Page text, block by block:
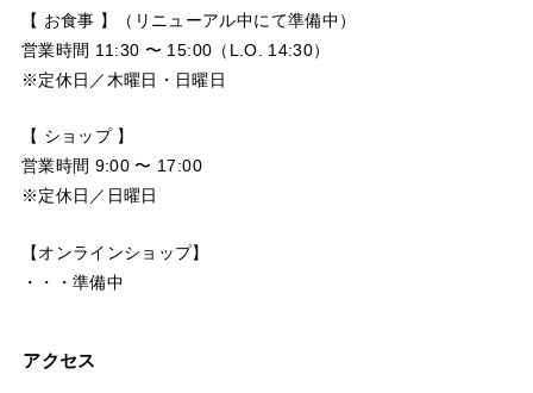
【 お食事 】（リニューアル中にて準備中）
営業時間 11:30 〜 15:00（L.O. 14:30）
※定休日／木曜日・日曜日
【 ショップ 】
営業時間 9:00 〜 17:00
※定休日／日曜日
【オンラインショップ】
・・・準備中
アクセス